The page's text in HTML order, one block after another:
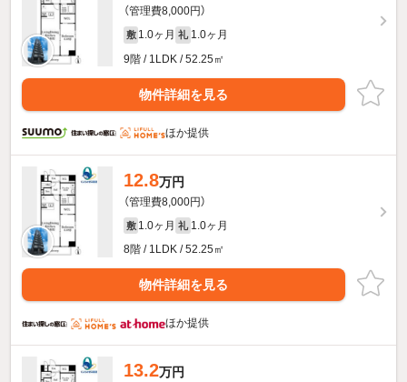
（管理費8,000円）
敷 1.0ヶ月 礼 1.0ヶ月
9階 / 1LDK / 52.25㎡
物件詳細を見る
ほか提供
12.8万円
（管理費8,000円）
敷 1.0ヶ月 礼 1.0ヶ月
8階 / 1LDK / 52.25㎡
物件詳細を見る
ほか提供
13.2万円